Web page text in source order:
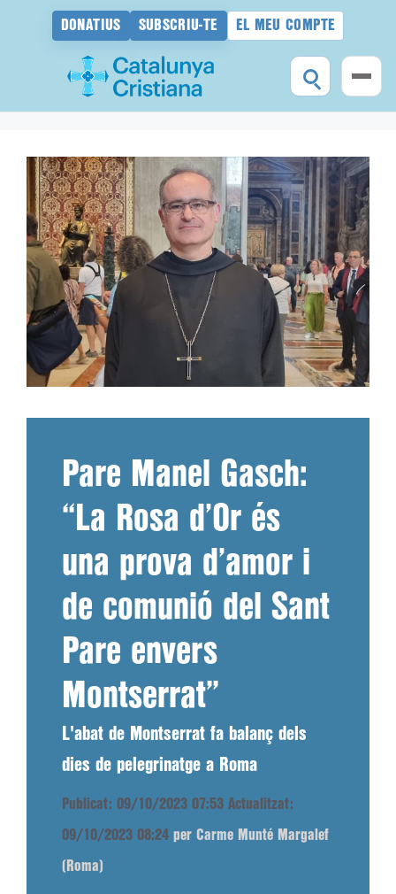
DONATIUS SUBSCRIU-TE EL MEU COMPTE
contingut
Pare Manel Gasch:
“La Rosa d’Or és
una prova d’amor i
de comunió del Sant
Pare envers
Montserrat”
L'abat de Montserrat fa balanç dels
dies de pelegrinatge a Roma
Publicat: 09/10/2023 07:53 Actualitzat:
09/10/2023 08:24 per Carme Munté Margalef
(Roma)